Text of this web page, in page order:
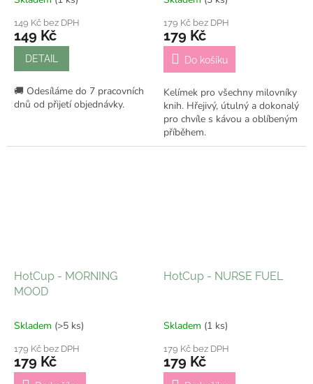
149 Kč bez DPH
149 Kč
DETAIL
🚚 Odesíláme do 7 pracovních
dnů od přijetí objednávky.
179 Kč bez DPH
179 Kč
Do košíku
Kelímek pro všechny milovníky
knih. Hřejivý, útulný a dokonalý
pro chvíle s kávou a oblíbeným
příběhem.
HotCup - MORNING
MOOD
Skladem (>5 ks)
179 Kč bez DPH
179 Kč
HotCup - NURSE FUEL
Skladem (1 ks)
179 Kč bez DPH
179 Kč